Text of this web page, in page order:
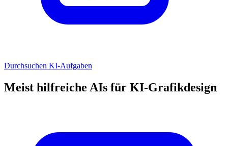
Durchsuchen KI-Aufgaben
Meist hilfreiche AIs für KI-Grafikdesign